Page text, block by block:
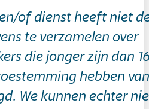
of dienst heeft niet
te verzamelen over
die jonger zijn dan
hebben van
We kunnen echter